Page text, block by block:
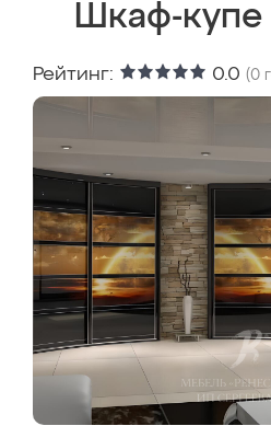
Шкаф-купе
Рейтинг: 0.0 (0